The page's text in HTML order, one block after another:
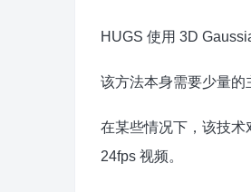
HUGS 使用 3D
该方法本身需要少量的
在某些情况下，该技术
24fps 视频。